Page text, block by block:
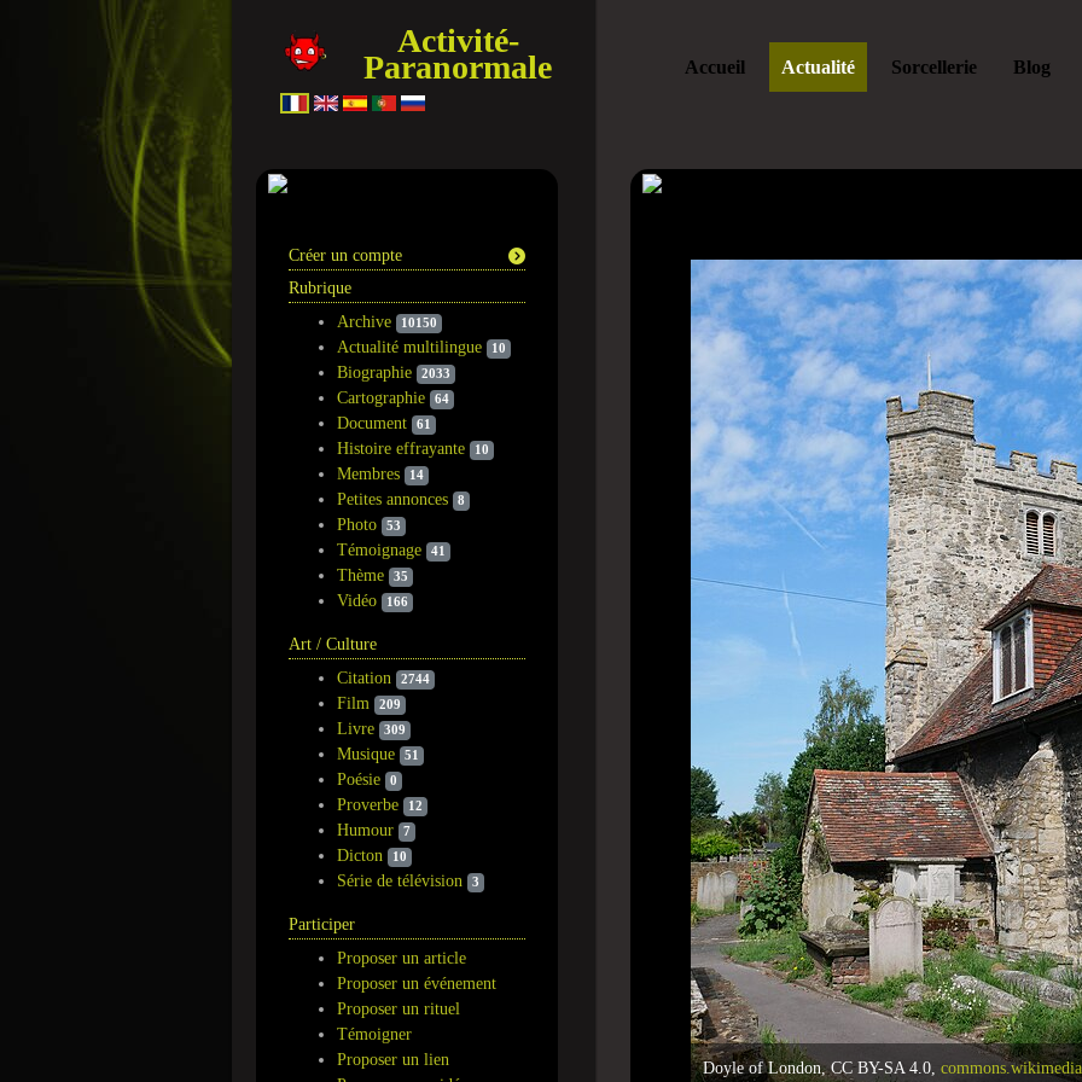
Activité-
Paranormale Accueil Actualité Sorcellerie Blog
Créer un compte
Rubrique
Archive
10150
Actualité multilingue 10
Biographie 2033
Cartographie 64
Document 61
Histoire effrayante 10
Membres 14
Petites annonces 8
Photo 53
Témoignage 41
Thème 35
Vidéo 166
Art / Culture
Citation
2744
Film 209
Livre 309
Musique 51
Poésie 0
Proverbe 12
Humour 7
Dicton 10
Série de télévision 3
Participer
Proposer un article
Proposer un événement
Proposer un rituel
Témoigner
Proposer un lien
Doyle of London, CC BY-SA 4.0,